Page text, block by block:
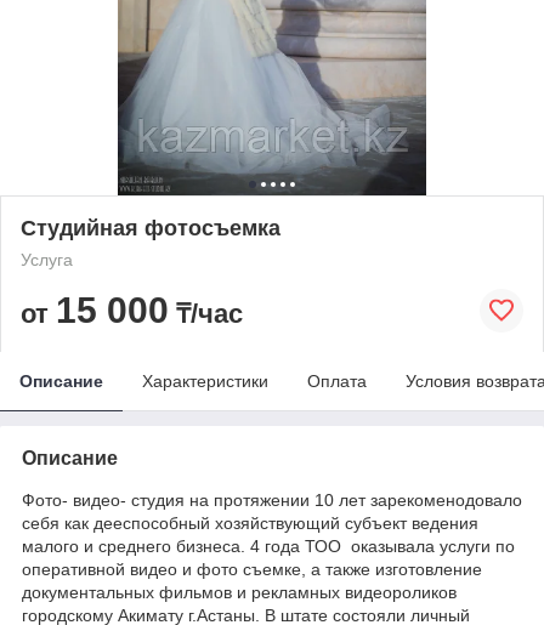
Студийная фотосъемка
Услуга
от 15 000 ₸/час
Описание Характеристики Оплата Условия
Описание
Фото- видео- студия на протяжении 10 лет зарекоменодовало
себя как дееспособный хозяйствующий субъект ведения
малого и среднего бизнеса. 4 года ТОО оказывала услуги по
оперативной видео и фото съемке, а также изготовление
документальных фильмов и рекламных видеороликов
городскому Акимату г.Астаны. В штате состояли личный